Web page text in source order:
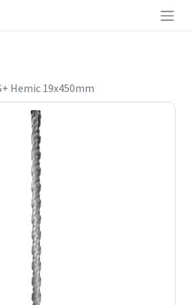
Hemic 19x450mm